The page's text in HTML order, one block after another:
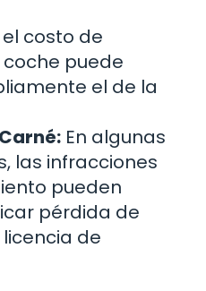
costo de
puede
el de la
En algunas
las infracciones
pueden
pérdida de
de